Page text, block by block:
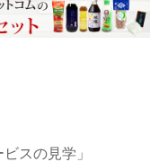
ビスの見学」